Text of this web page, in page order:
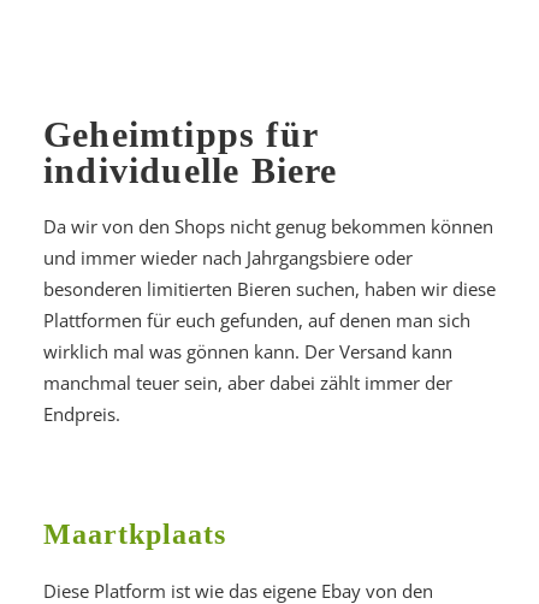
Geheimtipps für
individuelle Biere
Da wir von den Shops nicht genug bekommen können
und immer wieder nach Jahrgangsbiere oder
besonderen limitierten Bieren suchen, haben wir diese
Plattformen für euch gefunden, auf denen man sich
wirklich mal was gönnen kann. Der Versand kann
manchmal teuer sein, aber dabei zählt immer der
Endpreis.
Maartkplaats
Diese Platform ist wie das eigene Ebay von den